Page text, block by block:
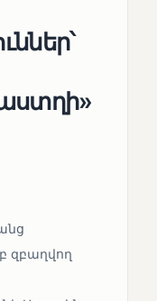
զբաղվող